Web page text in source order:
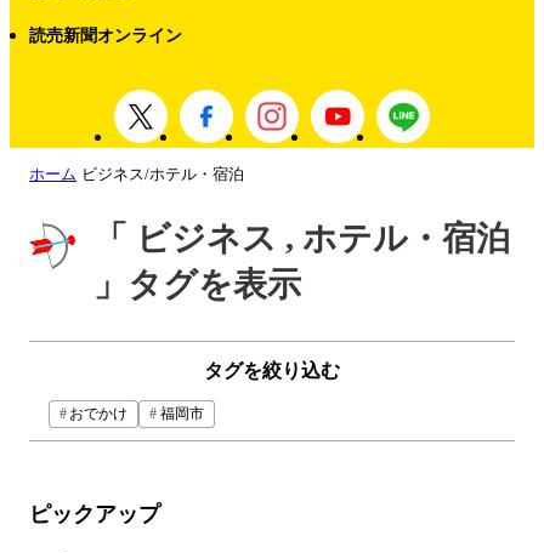
読売新聞オンライン
ホーム ビジネス/ホテル・宿泊
「 ビジネス , ホテル・宿泊
」タグを表示
タグを絞り込む
おでかけ 福岡市
ピックアップ